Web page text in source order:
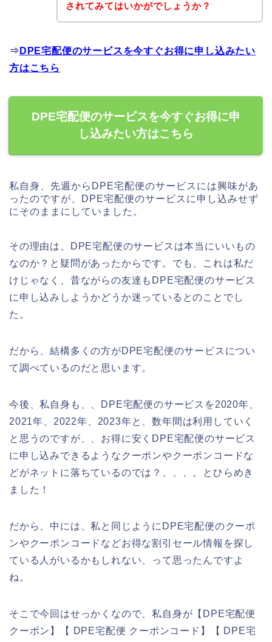
されてみてはいかがでしょうか？
⇒ DPE宅配便のサービスを今すぐお得に申し込みたい
方はこちら
DPE宅配便のサービスを今すぐお得に申
し込みたい方はこちら
私自身、先週からDPE宅配便のサービスには興味があ
ったのですが、DPE宅配便のサービスに申し込みせず
にそのままにしていました。
その理由は、DPE宅配便のサービスは本当にいいもの
なのか？と疑問があったからです。でも、これは私だ
けじゃなく、昔ながらの友達もDPE宅配便のサービス
に申し込みしようかどうか迷っているとのことでし
た。
だから、結構多くの方がDPE宅配便のサービスについ
て調べているのだと思います。
今後、私自身も、、DPE宅配便のサービスを2020年、
2021年、2022年、2023年と、数年間は利用していく
と思うのですが、、お得に安くDPE宅配便のサービス
に申し込みできるようなクーポンやクーポンコードな
どがネットに落ちているのでは？、、、。とひらめき
ました！
だから、中には、私と同じようにDPE宅配便のクーポ
ンやクーポンコードなどお得な割引セール情報を探し
ている人がいるかもしれない、って思ったんですよ
ね。
そこで今回はせっかくなので、私自身が【DPE宅配便
クーポン】【 DPE宅配便 クーポンコード】【 DPE宅